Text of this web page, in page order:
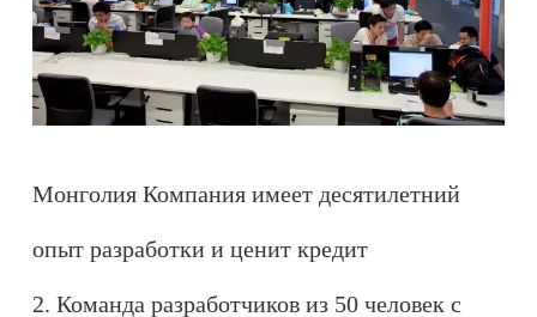
Монголия Компания имеет десятилетний
опыт разработки и ценит кредит
2. Команда разработчиков из 50 человек с